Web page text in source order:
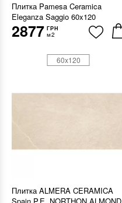
Плитка Pamesa Ceramica
Eleganza Saggio 60x120
2877 ГРН
м2
Плитка ALMERA CERAMICA
60x120